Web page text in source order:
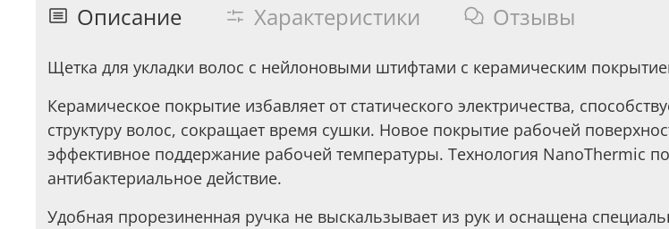
Описание Характеристики Отзывы
Щетка для укладки волос с нейлоновыми штифтами с керамическим
Керамическое покрытие избавляет от статического электричества,
структуру волос, сокращает время сушки. Новое покрытие рабочей
эффективное поддержание рабочей температуры. Технология NanoThermic
антибактериальное действие.
Удобная прорезиненная ручка не выскальзывает из рук и оснащена